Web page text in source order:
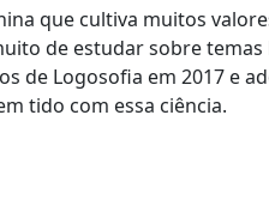
que cultiva muitos
de estudar sobre temas
de Logosofia em 2017 e
tido com essa ciência.